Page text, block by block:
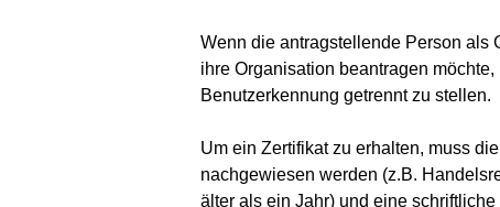
Wenn die antragstellende Person als
ihre Organisation beantragen
Benutzerkennung getrennt zu stellen.
Um ein Zertifikat zu erhalten, muss
nachgewiesen werden (z.B.
älter als ein Jahr) und eine